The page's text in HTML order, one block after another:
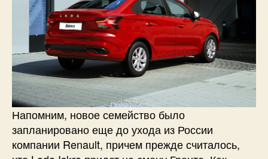
Напомним, новое семейство было
запланировано еще до ухода из России
компании Renault, причем прежде считалось,